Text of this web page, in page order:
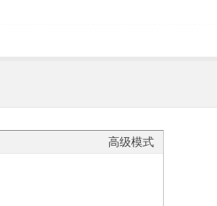
高级模式